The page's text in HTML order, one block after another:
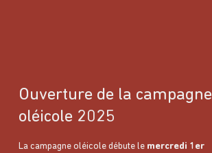
Ouverture de la campagne
oléicole 2025
La campagne oléicole débute le mercredi 1er